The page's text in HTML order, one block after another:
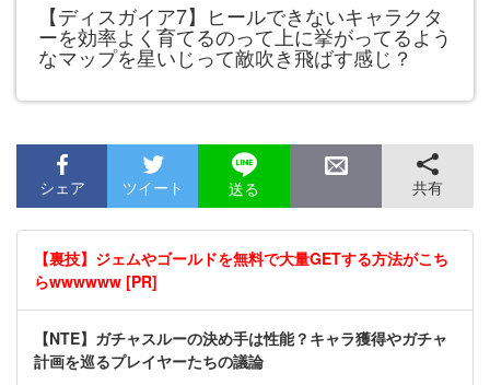
【ディスガイア7】ヒールできないキャラクタ
ーを効率よく育てるのって上に挙がってるよう
なマップを星いじって敵吹き飛ばす感じ？
シェア ツイート 送る 共有
【裏技】ジェムやゴールドを無料で大量GETする方法がこち
らwwwwww [PR]
【NTE】ガチャスルーの決め手は性能？キャラ獲得やガチャ
計画を巡るプレイヤーたちの議論